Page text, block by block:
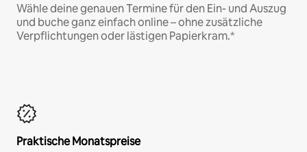
Wähle deine genauen Termine für den Ein- und Auszug
und buche ganz einfach online – ohne zusätzliche
Verpflichtungen oder lästigen Papierkram.*
Praktische Monatspreise